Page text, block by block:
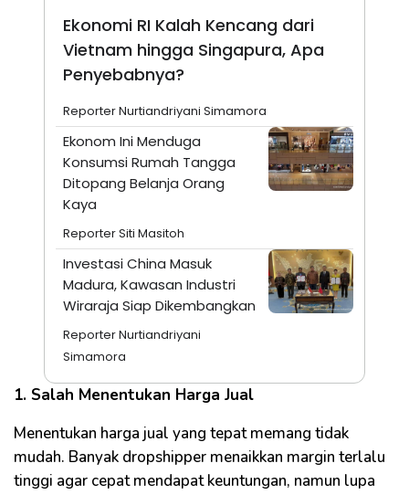
Ekonomi RI Kalah Kencang dari
Vietnam hingga Singapura, Apa
Penyebabnya?
Reporter Nurtiandriyani Simamora
Ekonom Ini Menduga
Konsumsi Rumah Tangga
Ditopang Belanja Orang
Kaya
Reporter Siti Masitoh
Investasi China Masuk
Madura, Kawasan Industri
Wiraraja Siap Dikembangkan
Reporter Nurtiandriyani
Simamora
1. Salah Menentukan Harga Jual
Menentukan harga jual yang tepat memang tidak
mudah. Banyak dropshipper menaikkan margin terlalu
tinggi agar cepat mendapat keuntungan, namun lupa